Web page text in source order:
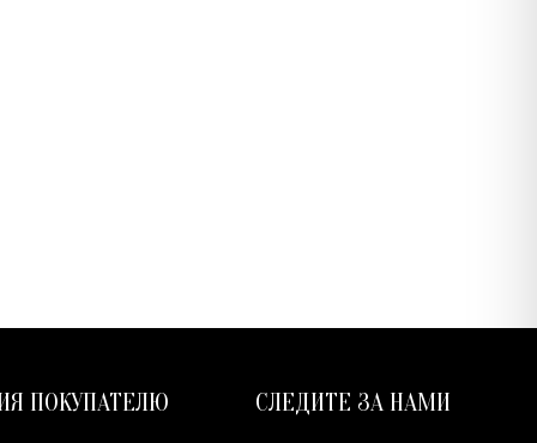
ПОКУПАТЕЛЮ СЛЕДИТЕ ЗА НАМИ